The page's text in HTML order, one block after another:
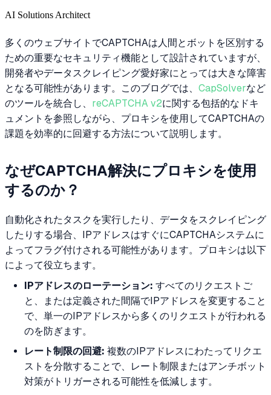
AI Solutions Architect
多くのウェブサイトでCAPTCHAは人間とボットを区別する
ための重要なセキュリティ機能として設計されていますが、
開発者やデータスクレイピング愛好家にとっては大きな障害
となる可能性があります。このブログでは、 CapSolverなど
のツールを統合し、 reCAPTCHA v2に関する包括的なドキ
ュメントを参照しながら、プロキシを使用してCAPTCHAの
課題を効率的に回避する方法について説明します。
なぜCAPTCHA解決にプロキシを使用
するのか？
自動化されたタスクを実行したり、データをスクレイピング
したりする場合、IPアドレスはすぐにCAPTCHAシステムに
よってフラグ付けされる可能性があります。プロキシは以下
によって役立ちます。
IPアドレスのローテーション: すべてのリクエストご
と、または定義された間隔でIPアドレスを変更すること
で、単一のIPアドレスから多くのリクエストが行われる
のを防ぎます。
レート制限の回避: 複数のIPアドレスにわたってリクエ
ストを分散することで、レート制限またはアンチボット
対策がトリガーされる可能性を低減します。